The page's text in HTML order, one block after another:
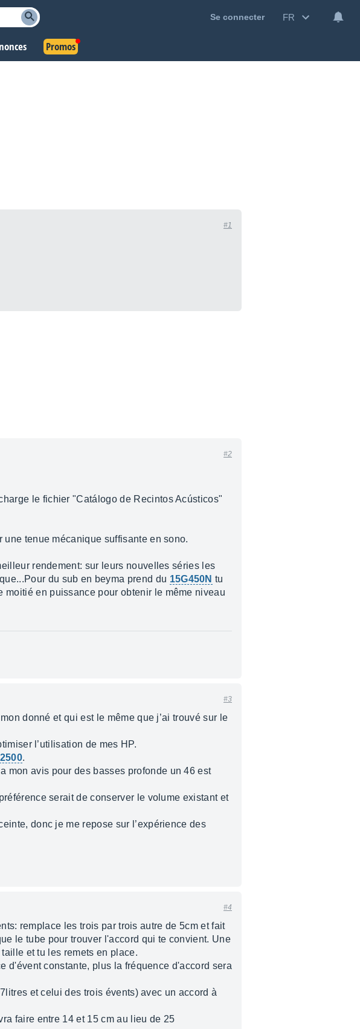
Se connecter FR
Promos
#1
#2
le fichier "Catálogo de Recintos Acústicos"
tenue mécanique suffisante en sono.
rendement: sur leurs nouvelles séries les
du sub en beyma prend du 15G450N tu
en puissance pour obtenir le même niveau
#3
donné et qui est le même que j’ai trouvé sur le
l’utilisation de mes HP.
.
mon avis pour des basses profonde un 46 est
serait de conserver le volume existant et
donc je me repose sur l’expérience des
#4
remplace les trois par trois autre de 5cm et fait
le tube pour trouver l'accord qui te convient. Une
et tu les remets en place.
d'évent constante, plus la fréquence d'accord sera
et celui des trois évents) avec un accord à
faire entre 14 et 15 cm au lieu de 25